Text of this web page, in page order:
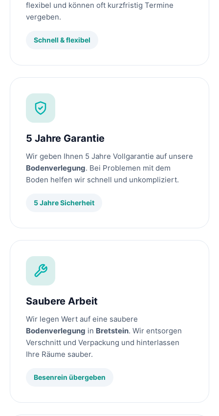
flexibel und können oft kurzfristig Termine
vergeben.
Schnell & flexibel
5 Jahre Garantie
Wir geben Ihnen 5 Jahre Vollgarantie auf unsere
Bodenverlegung. Bei Problemen mit dem
Boden helfen wir schnell und unkompliziert.
5 Jahre Sicherheit
Saubere Arbeit
Wir legen Wert auf eine saubere
Bodenverlegung in Bretstein. Wir entsorgen
Verschnitt und Verpackung und hinterlassen
Ihre Räume sauber.
Besenrein übergeben